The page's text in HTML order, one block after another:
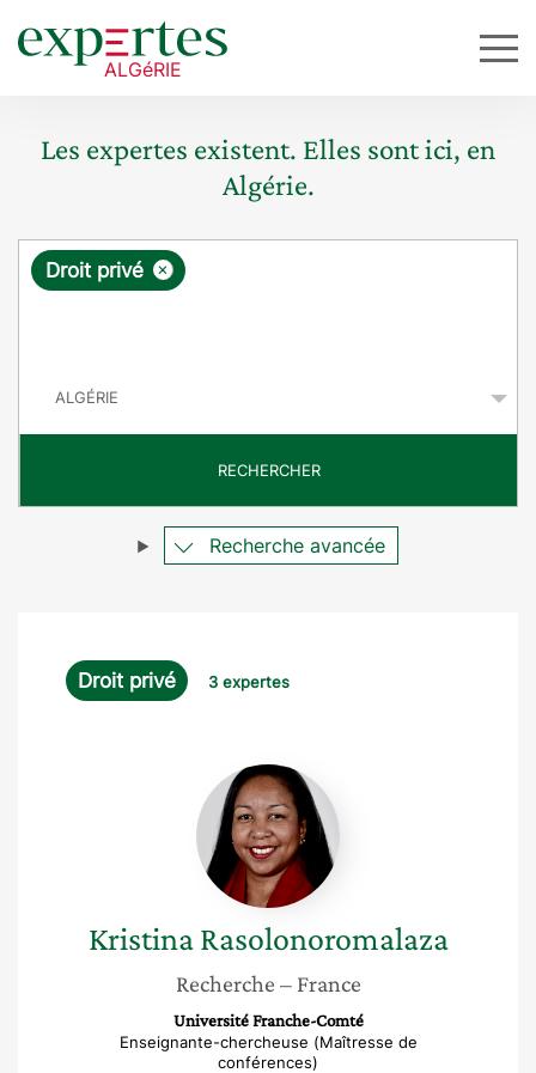
Les expertes existent. Elles sont ici, en
Algérie.
R
ê
e
×
Droit privé
RECHERCHER
Recherche avancée
Droit privé 3 expertes
Kristina
Rasolonoromalaza
Kristina Rasolonoromalaza
Recherche – France
Université Franche-Comté
Enseignante-chercheuse (Maîtresse de
conférences)